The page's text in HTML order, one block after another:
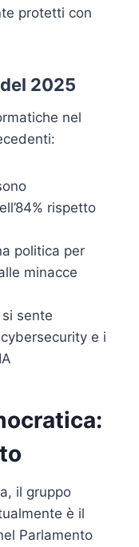
protetti con
2025
nel
rispetto
politica per
minacce
sente
e i
il gruppo
è il
Parlamento